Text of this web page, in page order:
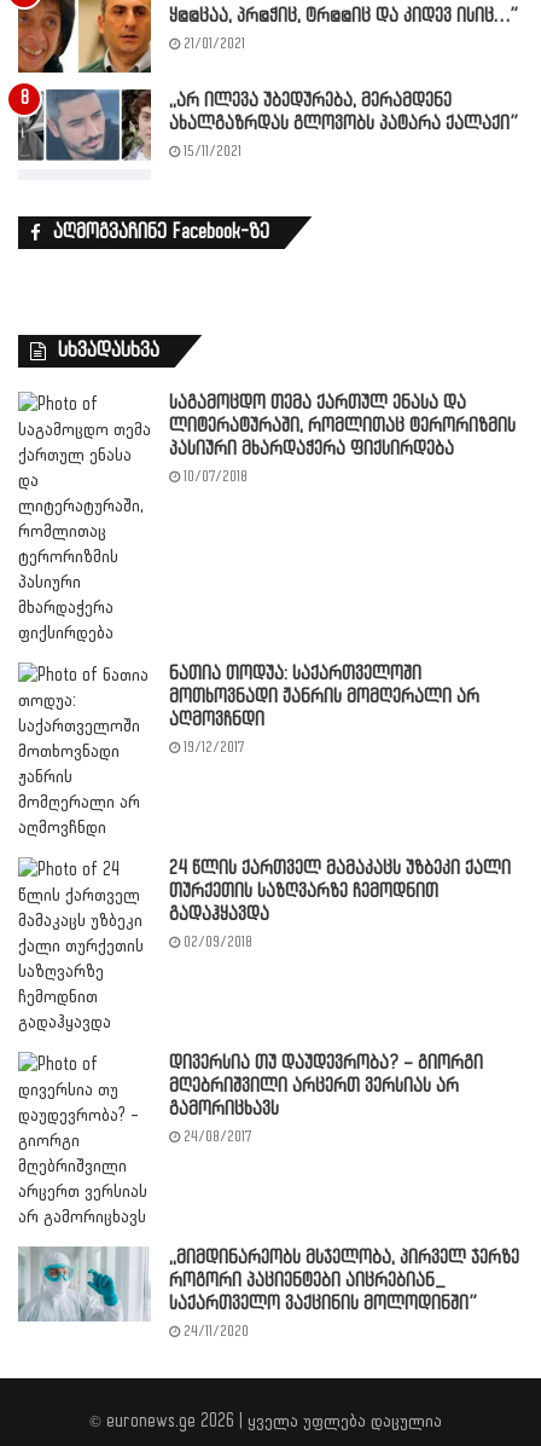
ყ@@ცაა, პრ@ჭიც, ტრ@@იც და კიდევ ისიც…”
21/01/2021
,,არ ილევა უბედურება, მერამდენე
ახალგაზრდას გლოვობს პატარა ქალაქი”
15/11/2021
აღმოგვაჩინე Facebook-ზე
სხვადასხვა
საგამოცდო თემა ქართულ ენასა და
ლიტერატურაში, რომლითაც ტერორიზმის
პასიური მხარდაჭერა ფიქსირდება
10/07/2018
ნათია თოდუა: საქართველოში
მოთხოვნადი ჟანრის მომღერალი არ
აღმოვჩნდი
19/12/2017
24 წლის ქართველ მამაკაცს უზბეკი ქალი
თურქეთის საზღვარზე ჩემოდნით
გადაჰყავდა
02/09/2018
დივერსია თუ დაუდევრობა? – გიორგი
მღებრიშვილი არცერთ ვერსიას არ
გამორიცხავს
24/08/2017
,,მიმდინარეობს მსჯელობა, პირველ ჯერზე
როგორი პაციენტები აიცრებიან_
საქართველო ვაქცინის მოლოდინში”
24/11/2020
© euronews.ge 2026 | ყველა უფლება დაცულია